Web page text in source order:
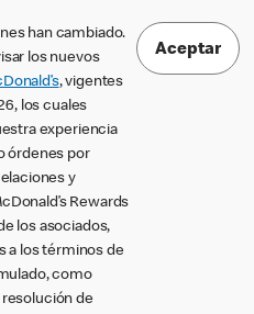
han cambiado.
los nuevos
, vigentes
los cuales
experiencia
órdenes por
y
Rewards
los asociados,
a los términos de
como
resolución de
Aceptar